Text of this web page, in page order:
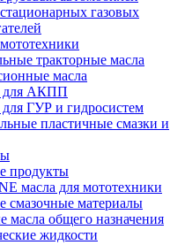
газовых
тракторные масла
масла
для АКПП
ГУР и гидросистем
пластичные смазки и
продукты
масла для мототехники
смазочные материалы
общего назначения
жидкости